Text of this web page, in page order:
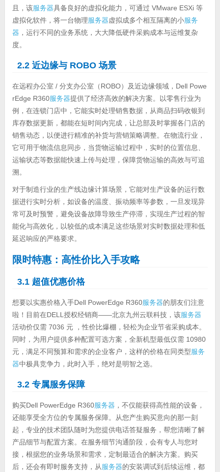
且，该服务器具备良好的虚拟化能力，可通过 VMware ESXi 等
虚拟化软件，将一台物理服务器虚拟成多个相互隔离的小服务
器 ，运行不同的业务系统，大大降低硬件采购成本与运维复杂
度。
2.2 近边缘与 ROBO 场景
在远程办公室 / 分支办公室（ROBO）及近边缘领域，Dell Powe
rEdge R360服务器提供了经济高效的解决方案。以零售行业为
例，在连锁门店中，它能实时处理销售数据，从商品扫码收银到
库存数据更新，都能在短时间内完成，让总部及时掌握各门店的
销售动态，以便进行精准的补货与营销策略调整。在物流行业，
它可用于物流信息同步，当货物运输过程中，实时的位置信息、
运输状态等数据能快速上传与处理，保障货物运输的高效与可追
溯。
对于制造行业的生产线边缘计算场景，它能对生产设备的运行数
据进行实时分析，如设备的温度、振动频率等参数，一旦发现异
常可及时预警，避免设备故障导致生产停滞，实现生产过程的智
能化与高效化，以较低的成本满足这些场景对实时数据处理和低
延迟响应的严格要求。
限时特惠：高性价比入手攻略
3.1 超值优惠价格
想要以实惠价格入手Dell PowerEdge R360服务器的朋友们注意
啦！目前在DELL授权经销商——北京九州云联科技，该服务器
活动价仅需 7036 元 ，性价比爆棚，轻松为企业节省采购成本。
同时，为用户提供多种配置可选方案，全新机型最低仅需 10980
元，满足不同预算和需求的企业客户，这样的价格在同类型服务
器中极具竞争力，此时入手，绝对是明智之选。
3.2 专属服务保障
购买Dell PowerEdge R360服务器 ，不仅能获得高性能的设备，
还能享受全方位的专属服务保障。从您产生购买意向的那一刻
起，专业的技术团队随时为您提供电话答疑服务，帮您清晰了解
产品细节与配置方案。在服务细节沟通阶段，会有专人与您对
接，根据您的业务场景和需求，定制最适合的解决方案。购买
后，还会有即时服务支持，从服务器的安装调试到后续运维，都